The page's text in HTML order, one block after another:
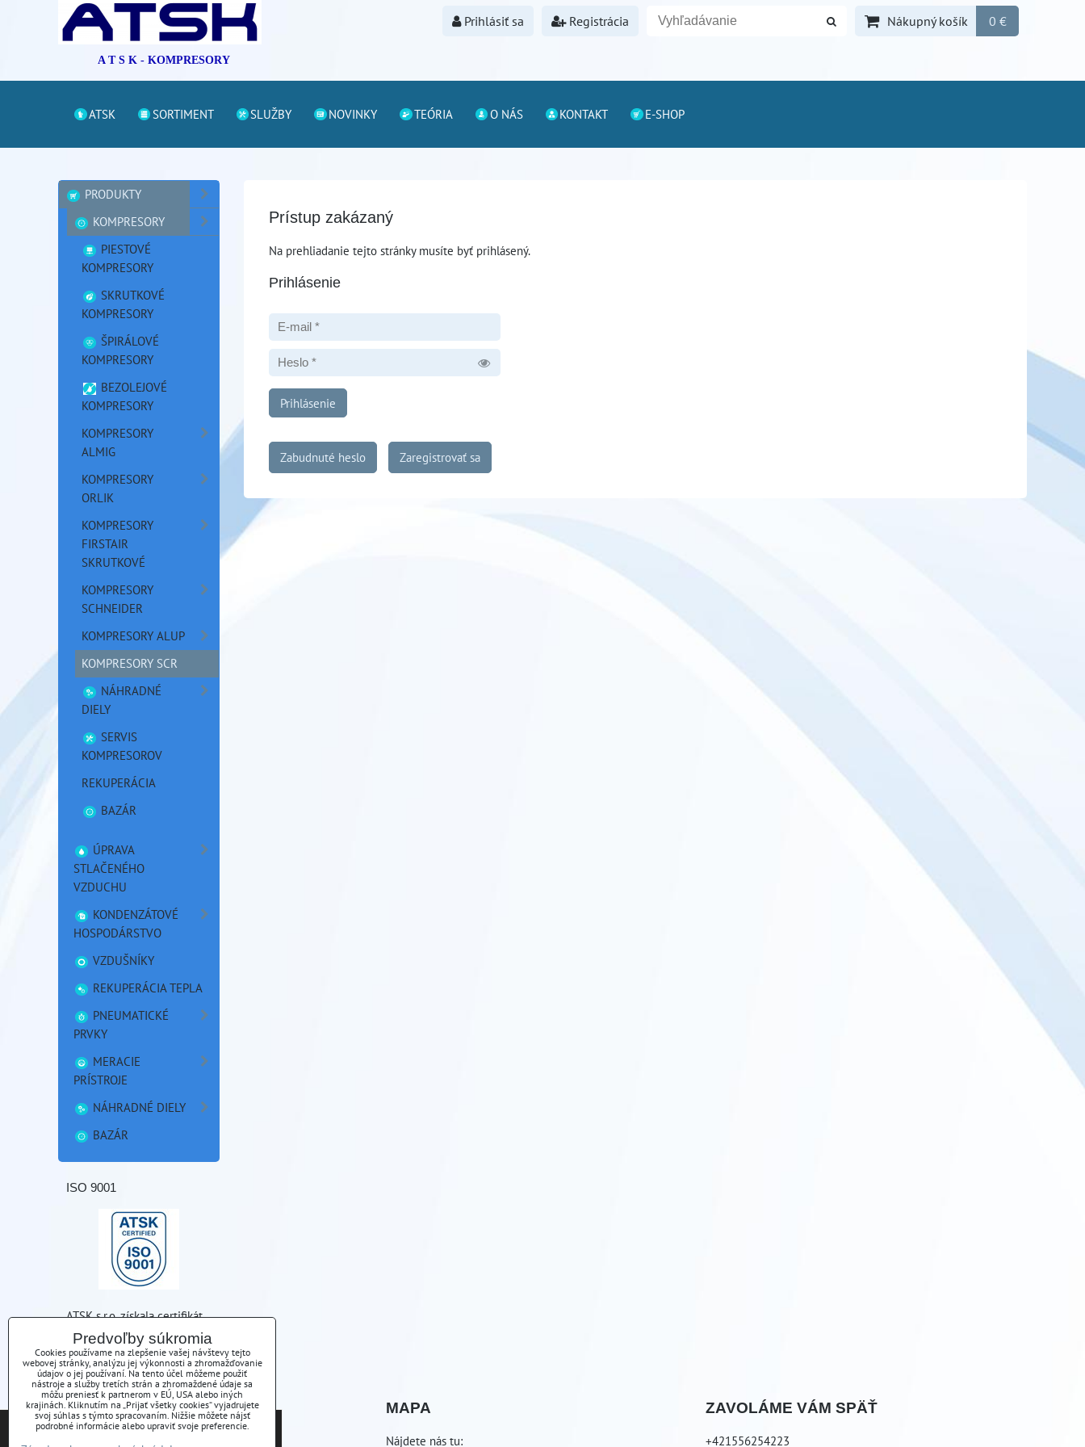
A T S K - KOMPRESORY
Prihlásiť sa Registrácia Nákupný košík 0 €
ATSK SORTIMENT SLUŽBY NOVINKY TEÓRIA O NÁS KONTAKT E-SHOP
Prístup zakázaný
Na prehliadanie tejto stránky musíte byť prihlásený.
Prihlásenie
Prihlásenie
Zabudnuté heslo Zaregistrovať sa
PRODUKTY
KOMPRESORY
PIESTOVÉ
KOMPRESORY
SKRUTKOVÉ
KOMPRESORY
ŠPIRÁLOVÉ
KOMPRESORY
BEZOLEJOVÉ
KOMPRESORY
KOMPRESORY
ALMIG
KOMPRESORY
ORLIK
KOMPRESORY
FIRSTAIR
SKRUTKOVÉ
KOMPRESORY
SCHNEIDER
KOMPRESORY ALUP
KOMPRESORY SCR
NÁHRADNÉ
DIELY
SERVIS
KOMPRESOROV
REKUPERÁCIA
BAZÁR
ÚPRAVA
STLAČENÉHO
VZDUCHU
KONDENZÁTOVÉ
HOSPODÁRSTVO
VZDUŠNÍKY
REKUPERÁCIA TEPLA
PNEUMATICKÉ
PRVKY
MERACIE
PRÍSTROJE
NÁHRADNÉ DIELY
BAZÁR
ISO 9001
ATSK s.r.o. získala certifikát
kvality ISO 9001
KONTAKT MAPA
Nájdete nás tu:
ZAVOLÁME VÁM SPÄŤ
+421556254223
Predvoľby súkromia
Cookies používame na zlepšenie vašej návštevy tejto
webovej stránky, analýzu jej výkonnosti a zhromažďovanie
údajov o jej používaní. Na tento účel môžeme použiť
nástroje a služby tretích strán a zhromaždené údaje sa
môžu preniesť k partnerom v EÚ, USA alebo iných
krajinách. Kliknutím na „Prijať všetky cookies“ vyjadrujete
svoj súhlas s týmto spracovaním. Nižšie môžete nájsť
podrobné informácie alebo upraviť svoje preferencie.
Tieto internetové stránky používajú súbory cookies.